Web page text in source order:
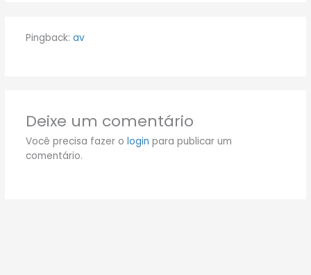
Pingback: av
Deixe um comentário
Você precisa fazer o login para publicar um
comentário.